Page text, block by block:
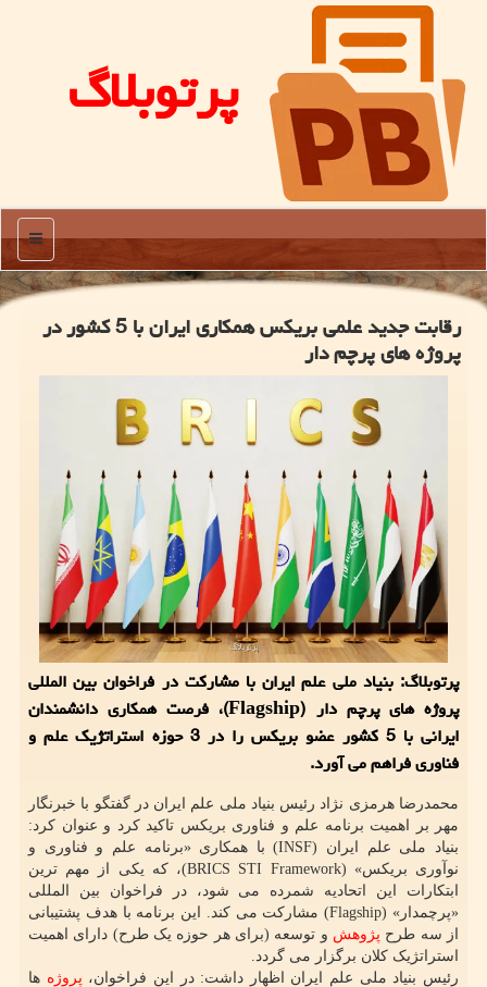
پرتوبلاگ
منو
رقابت جدید علمی بریکس همکاری ایران با 5 کشور در
پروژه های پرچم دار
پرتوبلاگ: بنیاد ملی علم ایران با مشارکت در فراخوان بین المللی
پروژه های پرچم دار (Flagship)، فرصت همکاری دانشمندان
ایرانی با 5 کشور عضو بریکس را در 3 حوزه استراتژیک علم و
فناوری فراهم می آورد.
محمدرضا هرمزی نژاد رئیس بنیاد ملی علم ایران در گفتگو با خبرنگار
مهر بر اهمیت برنامه علم و فناوری بریکس تاکید کرد و عنوان کرد:
بنیاد ملی علم ایران (INSF) با همکاری «برنامه علم و فناوری و
نوآوری بریکس» (BRICS STI Framework)، که یکی از مهم ترین
ابتکارات این اتحادیه شمرده می شود، در فراخوان بین المللی
«پرچمدار» (Flagship) مشارکت می کند. این برنامه با هدف پشتیبانی
از سه طرح پژوهش و توسعه (برای هر حوزه یک طرح) دارای اهمیت
استراتژیک کلان برگزار می گردد.
رئیس بنیاد ملی علم ایران اظهار داشت: در این فراخوان، پروژه ها